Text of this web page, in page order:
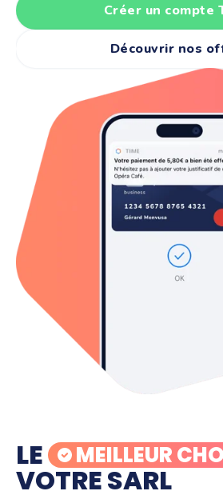
Créer un compte
Découvrir nos
LE MEILLEUR
VOTRE SARL